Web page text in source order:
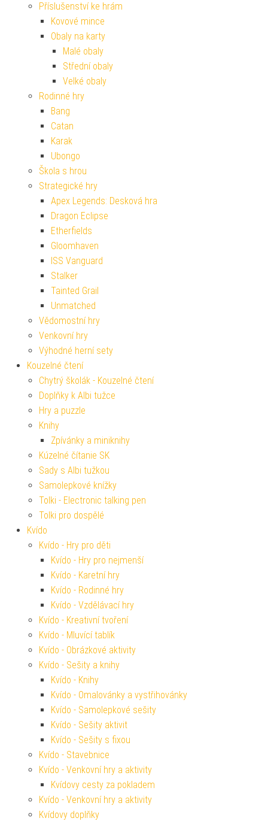
Příslušenství ke hrám
Kovové mince
Obaly na karty
Malé obaly
Střední obaly
Velké obaly
Rodinné hry
Bang
Catan
Karak
Ubongo
Škola s hrou
Strategické hry
Apex Legends: Desková hra
Dragon Eclipse
Etherfields
Gloomhaven
ISS Vanguard
Stalker
Tainted Grail
Unmatched
Vědomostní hry
Venkovní hry
Výhodné herní sety
Kouzelné čtení
Chytrý školák - Kouzelné čtení
Doplňky k Albi tužce
Hry a puzzle
Knihy
Zpívánky a miniknihy
Kúzelné čítanie SK
Sady s Albi tužkou
Samolepkové knížky
Tolki - Electronic talking pen
Tolki pro dospělé
Kvído
Kvído - Hry pro děti
Kvído - Hry pro nejmenší
Kvído - Karetní hry
Kvído - Rodinné hry
Kvído - Vzdělávací hry
Kvído - Kreativní tvoření
Kvído - Mluvící tablík
Kvído - Obrázkové aktivity
Kvído - Sešity a knihy
Kvído - Knihy
Kvído - Omalovánky a vystřihovánky
Kvído - Samolepkové sešity
Kvído - Sešity aktivit
Kvído - Sešity s fixou
Kvído - Stavebnice
Kvído - Venkovní hry a aktivity
Kvídovy cesty za pokladem
Kvído - Venkovní hry a aktivity
Kvídovy doplňky